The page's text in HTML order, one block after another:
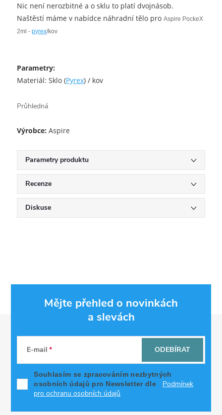
Nic není nerozbitné a o sklu to platí dvojnásob.
Naštěstí máme v nabídce náhradní tělo proAspire PockeX
2ml -pyrex/kov
Parametry:
Materiál: Sklo (Pyrex) / kov
Průhledná
Výrobce: Aspire
Parametry produktu
Recenze
Diskuse
Mějte přehled o novinkách
a slevách
E-mail
Souhlasím se zpracováním nezbytných
osobních údajů pro Newsletter dle
Podmínek
pro ochranu osobních údajů
ODEBÍRAT